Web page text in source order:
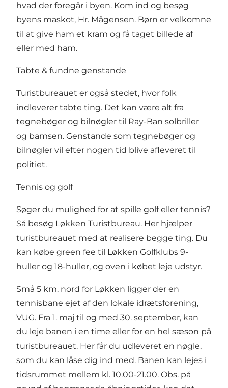
hvad der foregår i byen. Kom ind og besøg
byens maskot, Hr. Mågensen. Børn er velkomne
til at give ham et kram og få taget billede af
eller med ham.
Tabte & fundne genstande
Turistbureauet er også stedet, hvor folk
indleverer tabte ting. Det kan være alt fra
tegnebøger og bilnøgler til Ray-Ban solbriller
og bamsen. Genstande som tegnebøger og
bilnøgler vil efter nogen tid blive afleveret til
politiet.
Tennis og golf
Søger du mulighed for at spille golfeller tennis?
Så besøg Løkken Turistbureau. Her hjælper
turistbureauet med at realisere begge ting. Du
kan købe green fee til Løkken Golfklubs 9-
huller og 18-huller, og oven i købet leje udstyr.
Små 5 km. nord for Løkken ligger der en
tennisbane ejet af den lokale idrætsforening,
VUG. Fra 1. maj til og med 30. september, kan
du leje banen i en time eller for en hel sæson på
turistbureauet. Her får du udleveret en nøgle,
som du kan låse dig ind med. Banen kan lejes i
tidsrummet mellem kl. 10.00-21.00. Obs. på